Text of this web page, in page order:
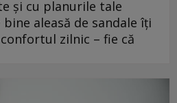
și cu planurile tale
aleasă de sandale îți
zilnic – fie că